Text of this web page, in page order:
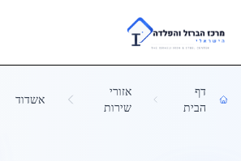
Skip to main content
דף
הבית
אזורי
שירות
אשדוד